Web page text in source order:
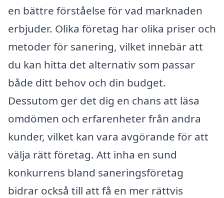
en bättre förståelse för vad marknaden
erbjuder. Olika företag har olika priser och
metoder för sanering, vilket innebär att
du kan hitta det alternativ som passar
både ditt behov och din budget.
Dessutom ger det dig en chans att läsa
omdömen och erfarenheter från andra
kunder, vilket kan vara avgörande för att
välja rätt företag. Att inha en sund
konkurrens bland saneringsföretag
bidrar också till att få en mer rättvis